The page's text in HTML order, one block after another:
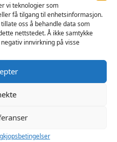
vi teknologier som
få tilgang til enhetsinformasjon.
oss å behandle data som
nettstedet. Å ikke samtykke
innvirkning på visse
kjopsbetingelser